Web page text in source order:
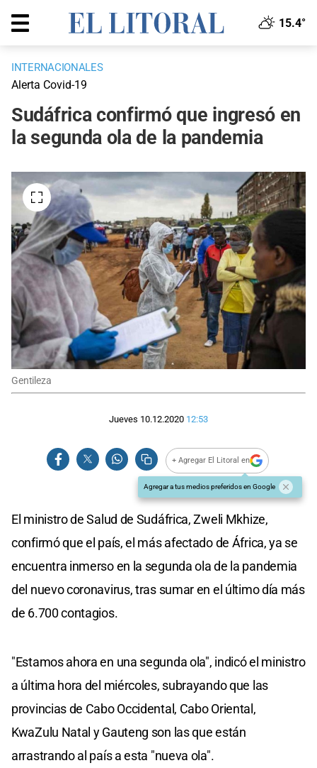
15.4°
INTERNACIONALES
Alerta Covid-19
Sudáfrica confirmó que ingresó en
la segunda ola de la pandemia
Gentileza
Jueves 10.12.2020 12:53
+ Agregar El Litoral en
Agregar a tus medios preferidos en Google
El ministro de Salud de Sudáfrica, Zweli Mkhize,
confirmó que el país, el más afectado de África, ya se
encuentra inmerso en la segunda ola de la pandemia
del nuevo coronavirus, tras sumar en el último día más
de 6.700 contagios.
"Estamos ahora en una segunda ola", indicó el ministro
a última hora del miércoles, subrayando que las
provincias de Cabo Occidental, Cabo Oriental,
KwaZulu Natal y Gauteng son las que están
arrastrando al país a esta "nueva ola".